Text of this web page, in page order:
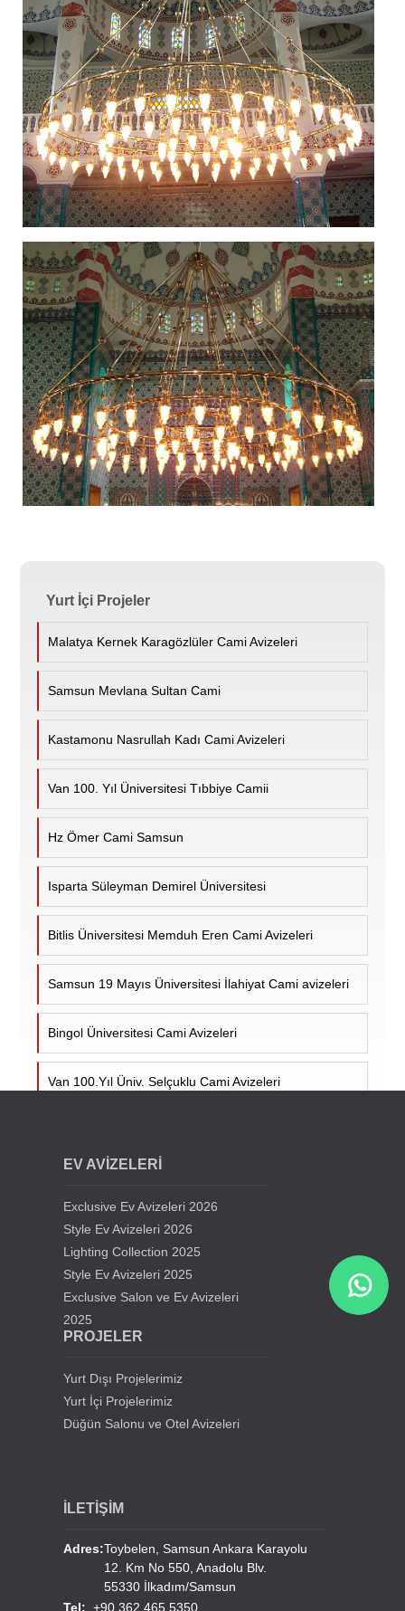
Yurt İçi Projeler
Malatya Kernek Karagözlüler Cami Avizeleri
Samsun Mevlana Sultan Cami
Kastamonu Nasrullah Kadı Cami Avizeleri
Van 100. Yıl Üniversitesi Tıbbiye Camii
Hz Ömer Cami Samsun
Isparta Süleyman Demirel Üniversitesi
Bitlis Üniversitesi Memduh Eren Cami Avizeleri
Samsun 19 Mayıs Üniversitesi İlahiyat Cami avizeleri
Bingol Üniversitesi Cami Avizeleri
Van 100.Yıl Üniv. Selçuklu Cami Avizeleri
Kıbrıs Lefkoşa Hala Sultan Cami Avizeleri
Samsun Gürbüz Cami Avize Projesi
İstanbul Beylikdüzü Mevlana Cami Avize Projesi
Kahramanmaraş Medine Cami Avizesi
Mersin Mezitli Cami Avize Projesi
Erzurum Hınıs Merkez Cami Avizeleri
EV AVİZELERİ
Exclusive Ev Avizeleri 2026
Style Ev Avizeleri 2026
Lighting Collection 2025
Style Ev Avizeleri 2025
Exclusive Salon ve Ev Avizeleri
2025
PROJELER
Yurt Dışı Projelerimiz
Yurt İçi Projelerimiz
Düğün Salonu ve Otel Avizeleri
İLETİŞİM
Adres:Toybelen, Samsun Ankara Karayolu
12. Km No 550, Anadolu Blv.
55330 İlkadım/Samsun
Tel:+90 362 465 5350